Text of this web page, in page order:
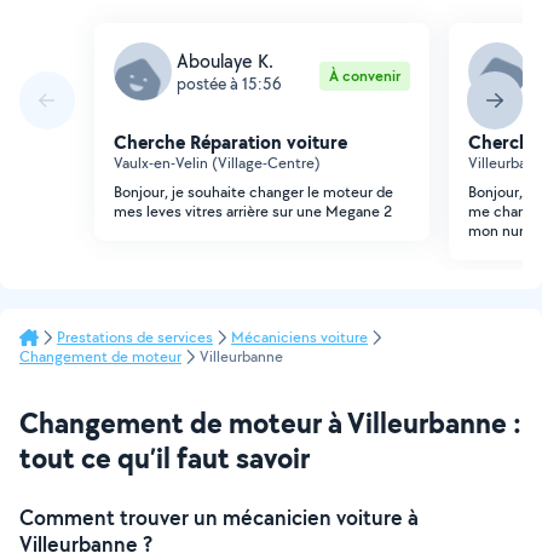
Aboulaye K.
postée à 15:56 À convenir
Cherche Réparation voiture
Vaulx-en-Velin (Village-Centre)
Bonjour, je souhaite changer le moteur de
mes leves vitres arrière sur une Megane 2
Bonjour,
me
mon
Prestations de services
Mécaniciens voiture
Changement de moteur
Villeurbanne
Changement de moteur à Villeurbanne :
tout ce qu’il faut savoir
Comment trouver un mécanicien voiture à
Villeurbanne ?